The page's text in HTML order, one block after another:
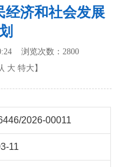
经济和社会发展
浏览次数：2800
大 特大 】
2026-00011
11